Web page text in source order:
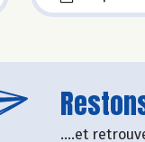
....et